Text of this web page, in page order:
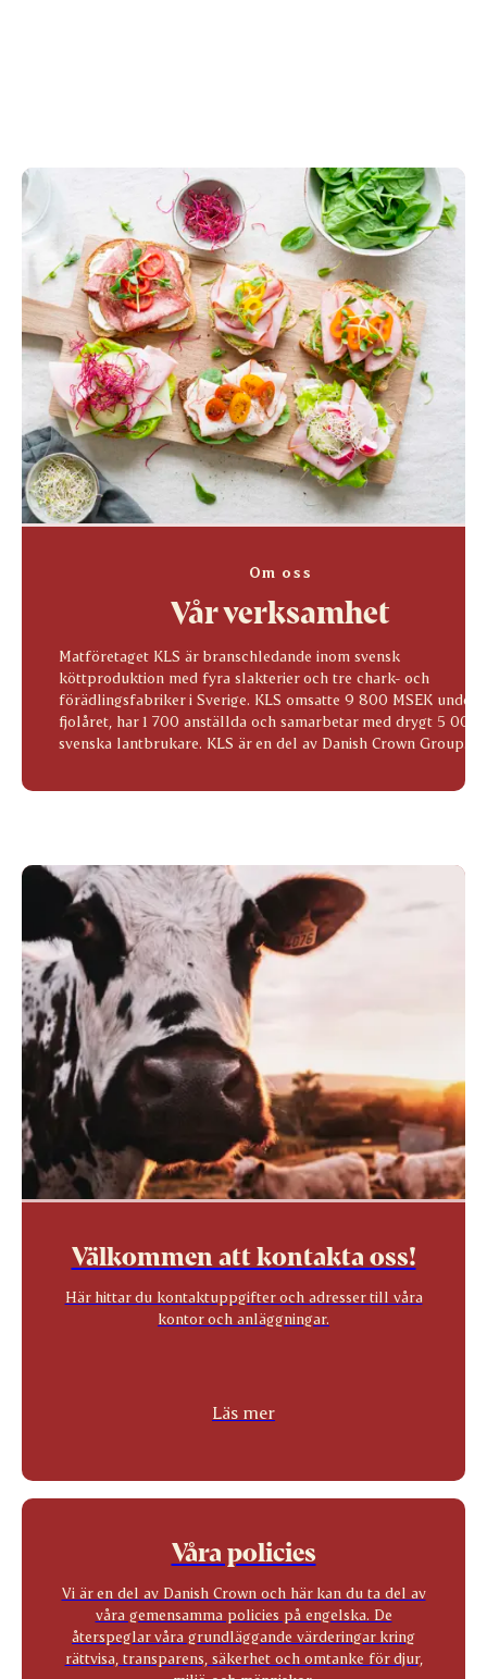
Om oss
Vår verksamhet
Matföretaget KLS är branschledande inom svensk
köttproduktion med fyra slakterier och tre chark- och
förädlingsfabriker i Sverige. KLS omsatte 9 800 MSEK under
fjolåret, har 1 700 anställda och samarbetar med drygt 5 000
svenska lantbrukare. KLS är en del av Danish Crown Group.
Välkommen att kontakta oss!
Här hittar du kontaktuppgifter och adresser till våra
kontor och anläggningar.
Läs mer
Våra policies
Vi är en del av Danish Crown och här kan du ta del av
våra gemensamma policies på engelska. De
återspeglar våra grundläggande värderingar kring
rättvisa, transparens, säkerhet och omtanke för djur,